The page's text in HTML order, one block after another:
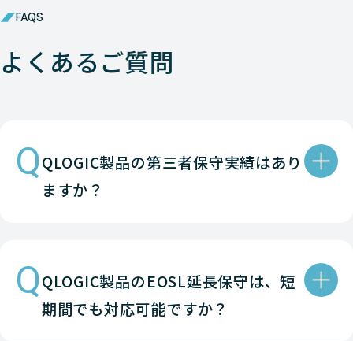
FAQS
よくあるご質問
QQLOGIC製品の第三者保守実績はあり
ますか？
QQLOGIC製品のEOSL延長保守は、短
期間でも対応可能ですか？